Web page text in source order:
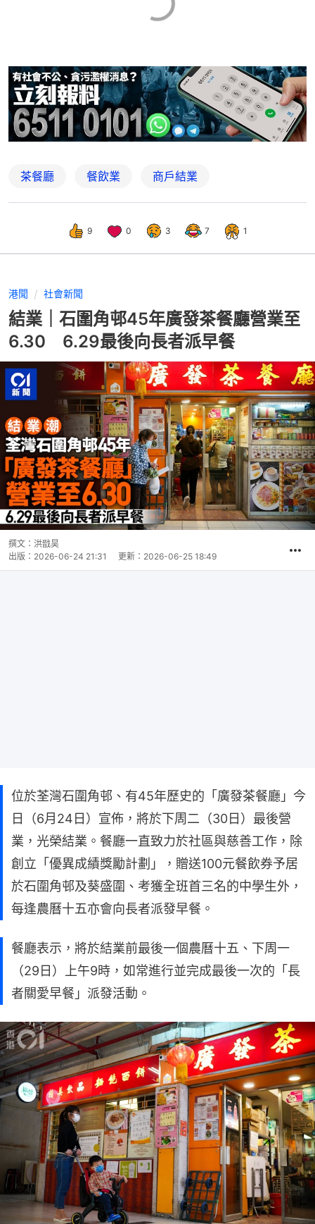
茶餐廳 餐飲業 商戶結業
9 0 3 7 1
港聞 社會新聞
結業｜石圍角邨45年廣發茶餐廳營業至
6.30 6.29最後向長者派早餐
撰文： 洪戩昊
出版： 2026-06-24 21:31 更新： 2026-06-25 18:49
位於荃灣石圍角邨、有45年歷史的「廣發茶餐廳」今
日（6月24日）宣佈，將於下周二（30日）最後營
業，光榮結業。餐廳一直致力於社區與慈善工作，除
創立「優異成績獎勵計劃」，贈送100元餐飲券予居
於石圍角邨及葵盛圍、考獲全班首三名的中學生外，
每逢農曆十五亦會向長者派發早餐。
餐廳表示，將於結業前最後一個農曆十五、下周一
（29日）上午9時，如常進行並完成最後一次的「長
者關愛早餐」派發活動。